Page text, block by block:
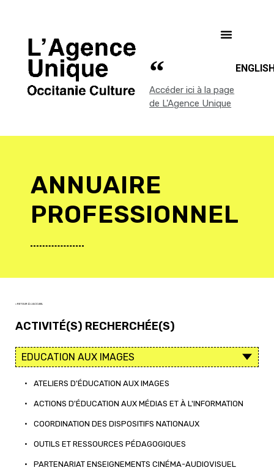
Accéder ici à la page
de L'Agence Unique
ANNUAIRE
PROFESSIONNEL
< RETOUR À L'ACCUEIL
ACTIVITÉ(S) RECHERCHÉE(S)
• ATELIERS D'ÉDUCATION AUX IMAGES
• ACTIONS D'ÉDUCATION AUX MÉDIAS ET À L'INFORMATION
• COORDINATION DES DISPOSITIFS NATIONAUX
• OUTILS ET RESSOURCES PÉDAGOGIQUES
• PARTENARIAT ENSEIGNEMENTS CINÉMA-AUDIOVISUEL